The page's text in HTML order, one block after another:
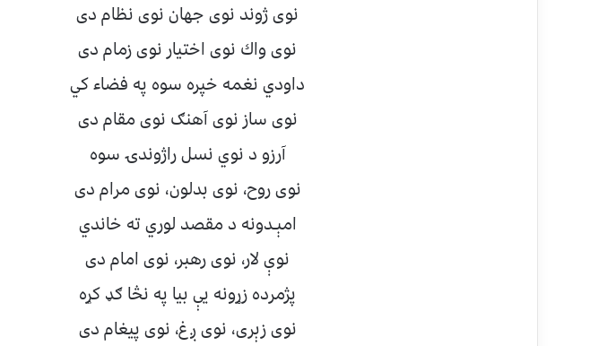
نوى ژوند نوى جهان نوى نظام دى
نوى واك نوى اختيار نوى زمام دى
داودي نغمه خپره سوه په فضاء كي
نوى ساز نوى آهنګ نوى مقام دى
آرزو د نوي نسل راژوندۍ سوه
نوى روح، نوى بدلون، نوى مرام دى
امېـدونه د مقصد لوري ته خاندي
نوې لار، نوى رهبر، نوى امام دى
پژمرده زړونه يې بيا په نڅا ګډ كړه
نوى زېرى، نوى ږغ، نوى پيغام دى